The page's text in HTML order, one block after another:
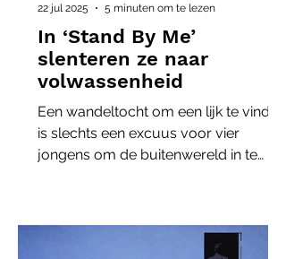
In ‘Stand By Me’
slenteren ze naar
volwassenheid
Een wandeltocht om een lijk te vinden
is slechts een excuus voor vier
jongens om de buitenwereld in te
22 jul 2025
5 minuten om te lezen